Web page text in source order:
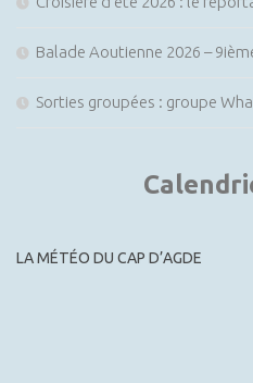
Balade Aoutienne 2026 –
Sorties groupées : groupe
LA MÉTÉO DU CAP D’AGDE